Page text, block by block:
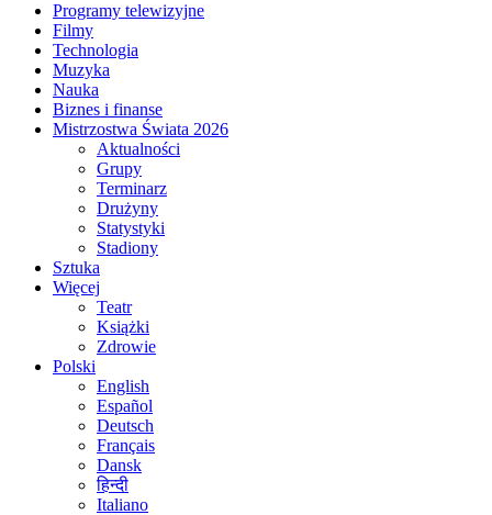
Programy telewizyjne
Filmy
Technologia
Muzyka
Nauka
Biznes i finanse
Mistrzostwa Świata 2026
Aktualności
Grupy
Terminarz
Drużyny
Statystyki
Stadiony
Sztuka
Więcej
Teatr
Książki
Zdrowie
Polski
English
Español
Deutsch
Français
Dansk
हिन्दी
Italiano